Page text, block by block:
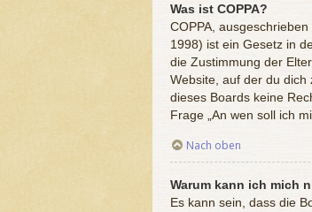
Was ist COPPA?
COPPA,
1998) ist ein Gesetz in
die Zustimmung der
Website, auf der du dich
dieses Boards keine
Frage „An wen soll ich
Nach oben
Warum kann ich mich
Es kann sein, dass die